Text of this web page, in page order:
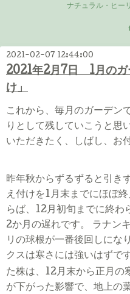
ナチュラル・ヒー
2021-02-07 12:44:00
2021年2月7日 1月のガ
け」
これから、毎月のガーデン
りとして残していこうと思
いただきたく、しばし、お
昨年秋からずるずると引き
え付けを1月末までにほぼ
らば、 12月初旬までに終わ
2か月の遅れです。 ラナン
リの球根が一番後回しにな
クスは寒さには強いはずで
た株は、 12月末から正月の
が下がった影響で、地上の